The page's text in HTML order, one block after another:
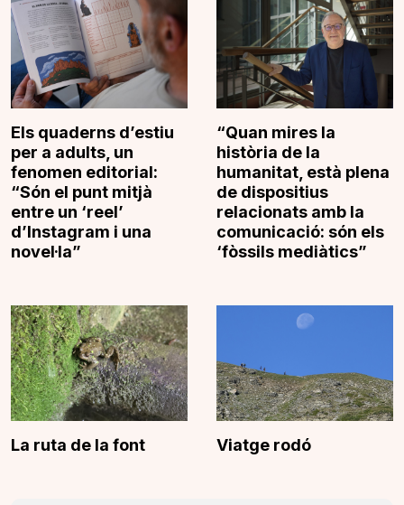
Els quaderns d’estiu
per a adults, un
fenomen editorial:
“Són el punt mitjà
entre un ‘reel’
d’Instagram i una
novel·la”
“Quan mires la
història de la
humanitat, està plena
de dispositius
relacionats amb la
comunicació: són els
‘fòssils mediàtics”
La ruta de la font Viatge rodó